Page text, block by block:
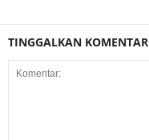
TINGGALKAN KOMENTAR